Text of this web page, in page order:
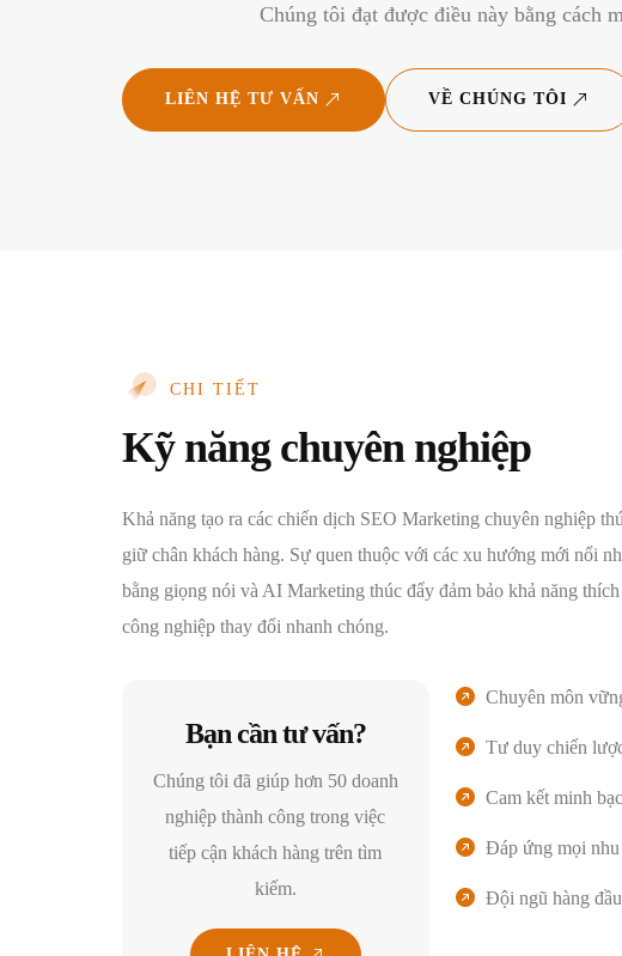
Chúng tôi đạt được điều này bằng cách
LIÊN HỆ TƯ VẤN VỀ CHÚNG TÔI
CHI TIẾT
Kỹ năng chuyên nghiệp
Khả năng tạo ra các chiến dịch SEO Marketing chuyên nghiệp
giữ chân khách hàng. Sự quen thuộc với các xu hướng mới nổi
bằng giọng nói và AI Marketing thúc đẩy đảm bảo khả năng
công nghiệp thay đổi nhanh chóng.
Bạn cần tư vấn?
Chúng tôi đã giúp hơn 50 doanh
nghiệp thành công trong việc
tiếp cận khách hàng trên tìm
kiếm.
Chuyên môn
Tư duy chiến
Cam kết minh
Đáp ứng mọi nhu
Đội ngũ hàng đầu